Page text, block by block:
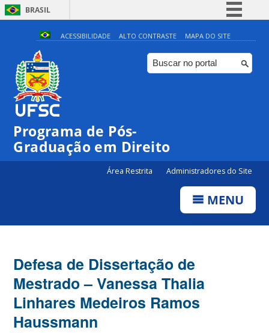
BRASIL
Simplifique!
Comunica BR
Participe
ACESSIBILIDADE ALTO CONTRASTE MAPA DO SITE
Programa de Pós-
Graduação em Direito
Área Restrita Administradores do Site
MENU
Defesa de Dissertação de
Mestrado – Vanessa Thalia
Linhares Medeiros Ramos
Haussmann